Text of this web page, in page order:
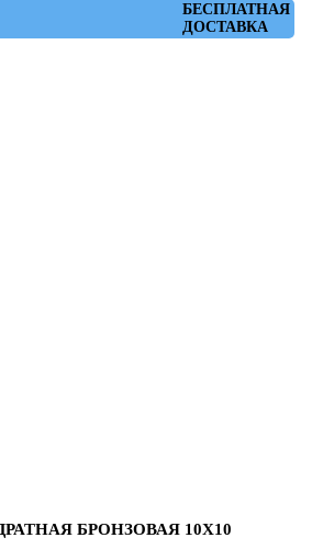
БЕСПЛАТНАЯ
ДОСТАВКА
БРОНЗОВАЯ 10Х10